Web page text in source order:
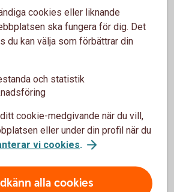
blivit utsatt för mobbning.
till fredag 08.00-17.00.
support på 0771- 23 33 33
under punkt 1.9 i
cookies eller liknande
ska fungera för dig. Det
du kan välja som förbättrar din
och statistik
cookie-medgivande när du vill,
eller under din profil när du
vi cookies.
alla cookies